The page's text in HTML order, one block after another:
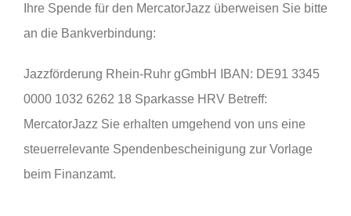
Ihre Spende für den MercatorJazz überweisen Sie bitte
an die Bankverbindung:
Jazzförderung Rhein-Ruhr gGmbH IBAN: DE91 3345
0000 1032 6262 18 Sparkasse HRV Betreff:
MercatorJazz Sie erhalten umgehend von uns eine
steuerrelevante Spendenbescheinigung zur Vorlage
beim Finanzamt.